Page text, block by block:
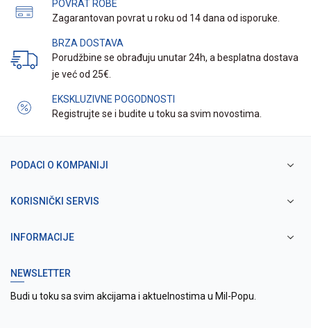
POVRAT ROBE
Zagarantovan povrat u roku od 14 dana od isporuke.
BRZA DOSTAVA
Porudžbine se obrađuju unutar 24h, a besplatna dostava
je već od 25€.
EKSKLUZIVNE POGODNOSTI
Registrujte se i budite u toku sa svim novostima.
PODACI O KOMPANIJI
KORISNIČKI SERVIS
INFORMACIJE
NEWSLETTER
Budi u toku sa svim akcijama i aktuelnostima u Mil-Popu.